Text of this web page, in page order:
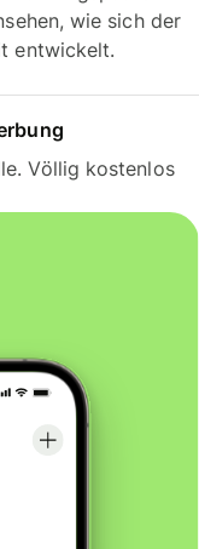
wie sich der
entwickelt.
Völlig kostenlos